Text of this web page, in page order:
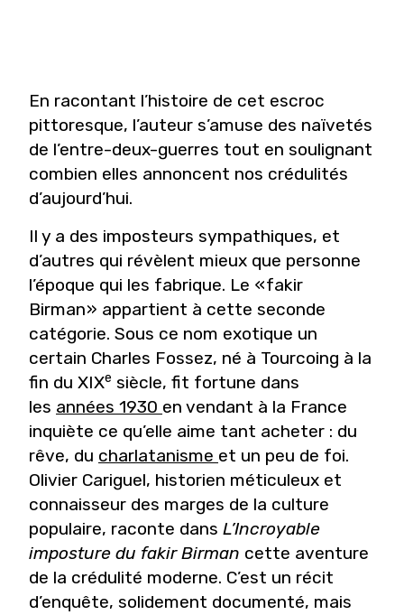
En racontant l’histoire de cet escroc
pittoresque, l’auteur s’amuse des naïvetés
de l’entre-deux-guerres tout en soulignant
combien elles annoncent nos crédulités
d’aujourd’hui.
Il y a des imposteurs sympathiques, et
d’autres qui révèlent mieux que personne
l’époque qui les fabrique. Le « fakir
Birman» appartient à cette seconde
catégorie. Sous ce nom exotique un
certain Charles Fossez, né à Tourcoing à la
fin du XIXe siècle, fit fortune dans
les années 1930 en vendant à la France
inquiète ce qu’elle aime tant acheter : du
rêve, du charlatanisme et un peu de foi.
Olivier Cariguel, historien méticuleux et
connaisseur des marges de la culture
populaire, raconte dans L’Incroyable
imposture du fakir Birman cette aventure
de la crédulité moderne. C’est un récit
d’enquête, solidement documenté, mais